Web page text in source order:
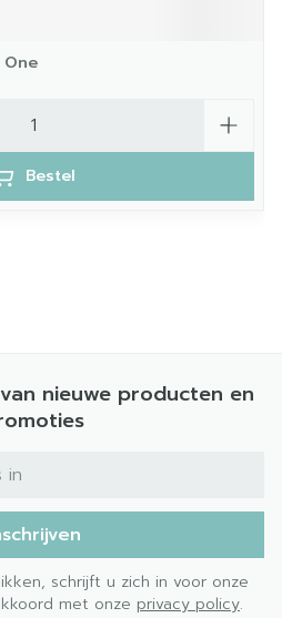
Bestel
nieuwe producten en
schrijft u zich in voor onze
met onze privacy policy.